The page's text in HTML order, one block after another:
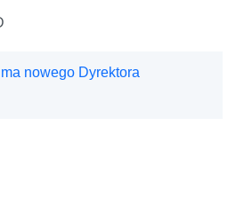
nowego Dyrektora